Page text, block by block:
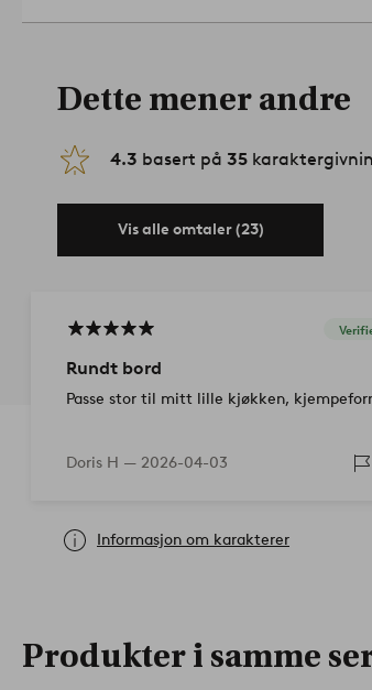
Dette mener andre
4.3 basert på 35
Vis alle omtaler (23)
Rundt bord
Passe stor til mitt lille kjøkken,
Doris H — 2026-04-03
Informasjon om karakterer
Produkter i samme